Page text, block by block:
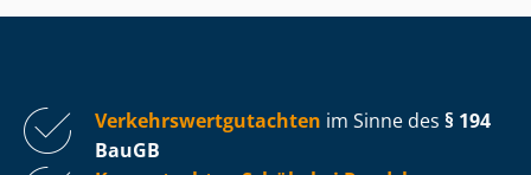
Ver­kehrs­wert­gut­ach­ten im Sinne des § 194
BauGB